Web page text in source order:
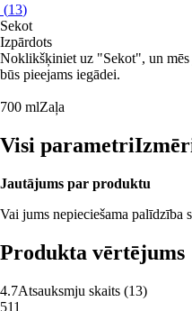
(13)
Sekot
Izpārdots
Noklikšķiniet uz "Sekot", un
būs pieejams iegādei.
700 mlZaļa
Visi parametri
Jautājums par produktu
Vai jums nepieciešama palīdzība
Produkta vērtējums
4.7Atsauksmju skaits (13)
511